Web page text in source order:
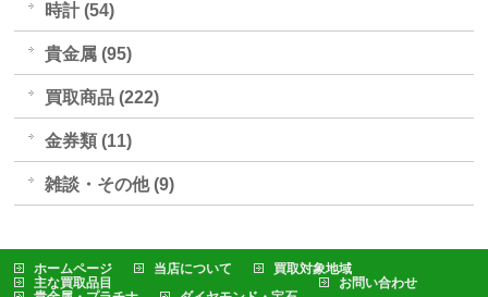
時計 (54)
貴金属 (95)
買取商品 (222)
金券類 (11)
雑談・その他 (9)
ホームページ 当店について
買取対象地域
主な買取品目
お問い合わせ